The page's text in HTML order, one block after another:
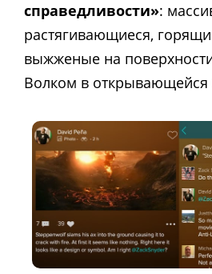
справедливости»:
растягивающиеся,
выжженые на
Волком в открывающейся